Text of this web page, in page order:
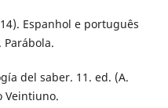
Espanhol e português
del saber. 11. ed. (A.
Veintiuno.